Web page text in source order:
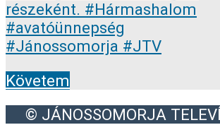
Követem
© JÁNOSSOMORJA